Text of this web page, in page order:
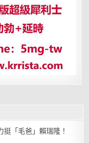
「毛爸」賴瑞隆！